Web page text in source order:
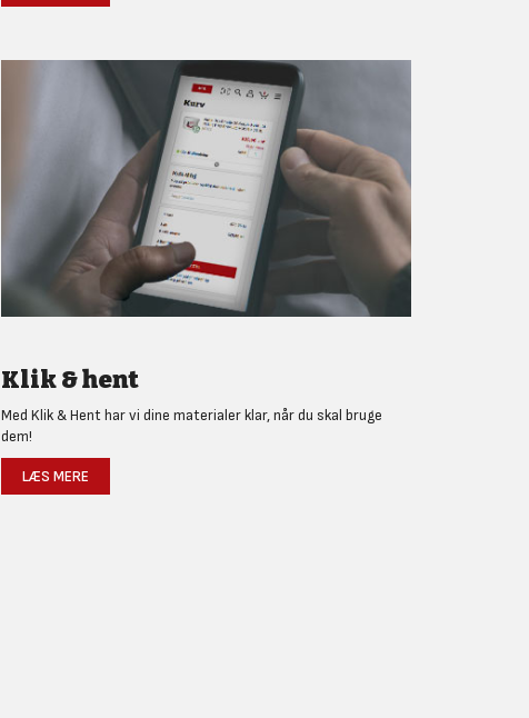
Klik & hent
Med Klik & Hent har vi dine materialer klar, når du skal bruge
dem!
LÆS MERE